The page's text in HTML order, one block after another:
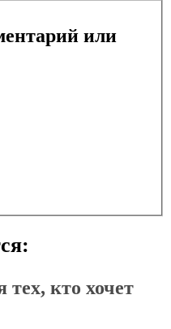
или
тех, кто хочет